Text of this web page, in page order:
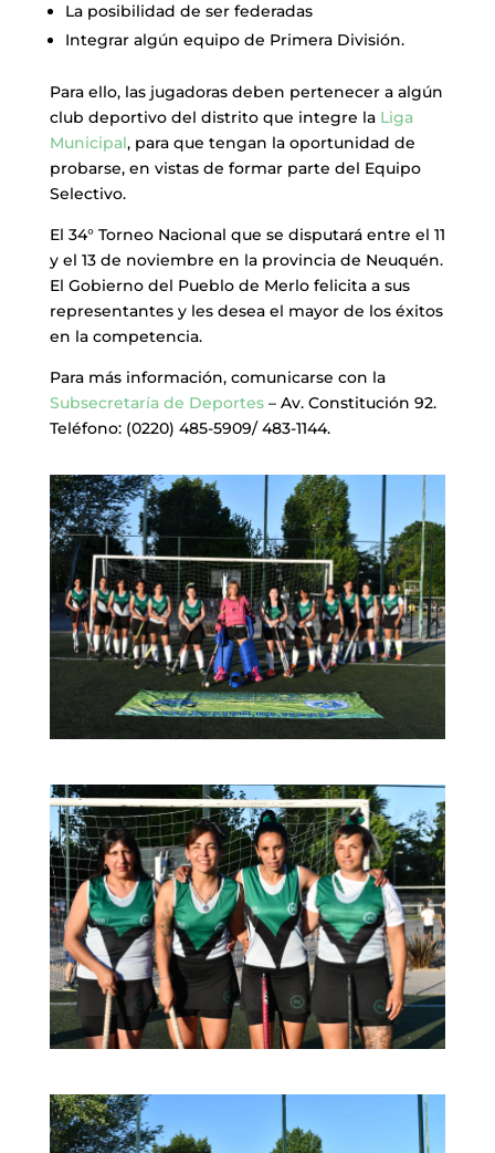
La posibilidad de ser federadas
Integrar algún equipo de Primera División.
Para ello, las jugadoras deben pertenecer a algún
club deportivo del distrito que integre la Liga
Municipal, para que tengan la oportunidad de
probarse, en vistas de formar parte del Equipo
Selectivo.
El 34° Torneo Nacional que se disputará entre el 11
y el 13 de noviembre en la provincia de Neuquén.
El Gobierno del Pueblo de Merlo felicita a sus
representantes y les desea el mayor de los éxitos
en la competencia.
Para más información, comunicarse con la
Subsecretaría de Deportes– Av. Constitución 92.
Teléfono: (0220) 485-5909/ 483-1144.